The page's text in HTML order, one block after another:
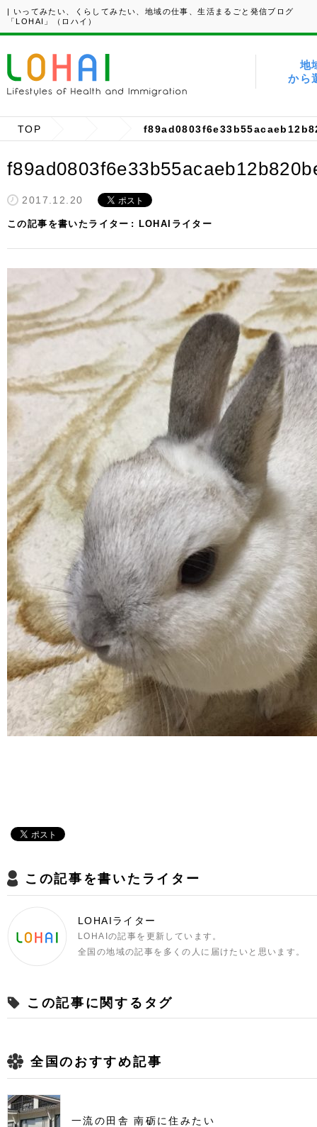
| いってみたい、くらしてみたい、地域の仕事、生活まるごと発信ブログ
「LOHAI」（ロハイ）
地
から
TOP
2017.12.20
この記事を書いたライター LOHAIライター
この記事を書いたライター
LOHAIライター
LOHAIの記事を更新しています。
全国の地域の記事を多くの人に届けたいと思います。
この記事に関するタグ
全国のおすすめ記事
一流の田舎 南砺に住みたい